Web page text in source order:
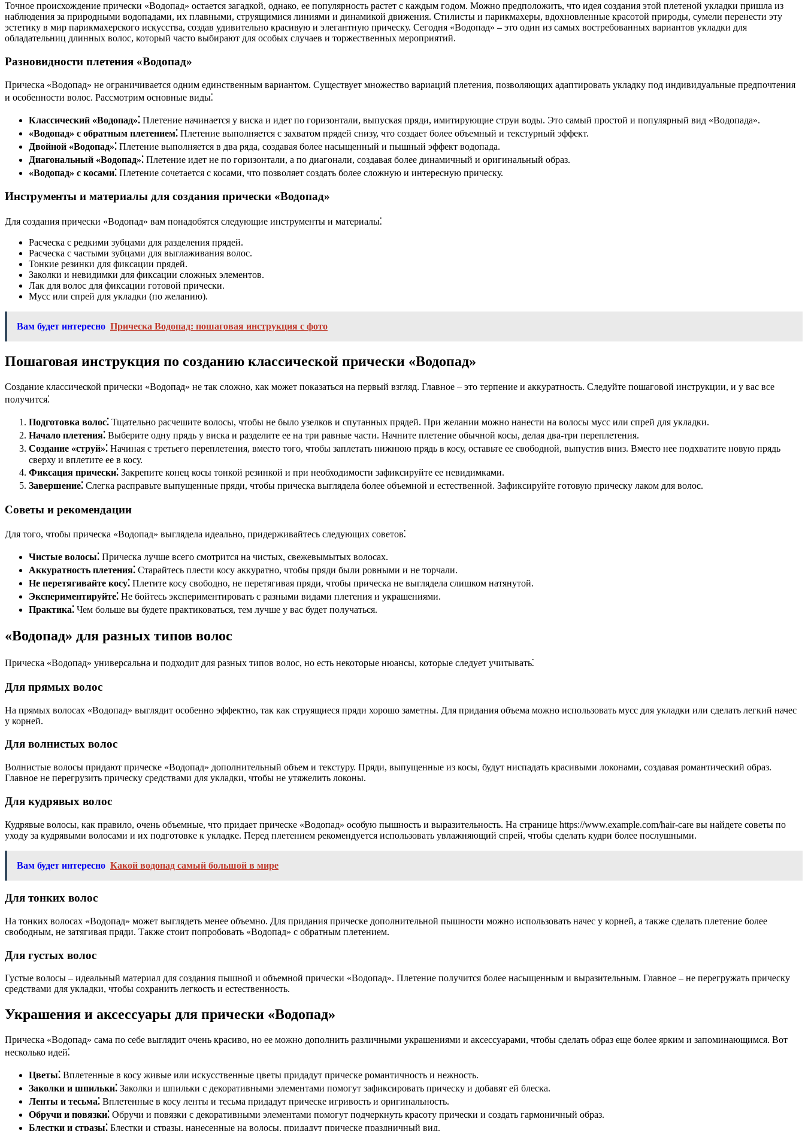
Точное происхождение прически «Водопад» остается загадкой, однако, ее популярность растет с каждым годом. Можно предположить, что идея создания этой плетеной укладки пришла из
наблюдения за природными водопадами, их плавными, струящимися линиями и динамикой движения. Стилисты и парикмахеры, вдохновленные красотой природы, сумели перенести эту
эстетику в мир парикмахерского искусства, создав удивительно красивую и элегантную прическу. Сегодня «Водопад» ‒ это один из самых востребованных вариантов укладки для
обладательниц длинных волос, который часто выбирают для особых случаев и торжественных мероприятий.
Разновидности плетения «Водопад»
Прическа «Водопад» не ограничивается одним единственным вариантом. Существует множество вариаций плетения, позволяющих адаптировать укладку под индивидуальные предпочтения
и особенности волос. Рассмотрим основные виды⁚
Классический «Водопад»⁚ Плетение начинается у виска и идет по горизонтали, выпуская пряди, имитирующие струи воды. Это самый простой и популярный вид «Водопада».
«Водопад» с обратным плетением⁚ Плетение выполняется с захватом прядей снизу, что создает более объемный и текстурный эффект.
Двойной «Водопад»⁚ Плетение выполняется в два ряда, создавая более насыщенный и пышный эффект водопада.
Диагональный «Водопад»⁚ Плетение идет не по горизонтали, а по диагонали, создавая более динамичный и оригинальный образ.
«Водопад» с косами⁚ Плетение сочетается с косами, что позволяет создать более сложную и интересную прическу.
Инструменты и материалы для создания прически «Водопад»
Для создания прически «Водопад» вам понадобятся следующие инструменты и материалы⁚
Расческа с редкими зубцами для разделения прядей.
Расческа с частыми зубцами для выглаживания волос.
Тонкие резинки для фиксации прядей.
Заколки и невидимки для фиксации сложных элементов.
Лак для волос для фиксации готовой прически.
Мусс или спрей для укладки (по желанию).
Вам будет интересно Прическа Водопад: пошаговая инструкция с фото
Пошаговая инструкция по созданию классической прически «Водопад»
Создание классической прически «Водопад» не так сложно, как может показаться на первый взгляд. Главное ‒ это терпение и аккуратность. Следуйте пошаговой инструкции, и у вас все
получится⁚
Подготовка волос⁚ Тщательно расчешите волосы, чтобы не было узелков и спутанных прядей. При желании можно нанести на волосы мусс или спрей для укладки.
Начало плетения⁚ Выберите одну прядь у виска и разделите ее на три равные части. Начните плетение обычной косы, делая два-три переплетения.
Создание «струй»⁚ Начиная с третьего переплетения, вместо того, чтобы заплетать нижнюю прядь в косу, оставьте ее свободной, выпустив вниз. Вместо нее подхватите новую прядь
сверху и вплетите ее в косу.
Фиксация прически⁚ Закрепите конец косы тонкой резинкой и при необходимости зафиксируйте ее невидимками.
Завершение⁚ Слегка расправьте выпущенные пряди, чтобы прическа выглядела более объемной и естественной. Зафиксируйте готовую прическу лаком для волос.
Советы и рекомендации
Для того, чтобы прическа «Водопад» выглядела идеально, придерживайтесь следующих советов⁚
Чистые волосы⁚ Прическа лучше всего смотрится на чистых, свежевымытых волосах.
Аккуратность плетения⁚ Старайтесь плести косу аккуратно, чтобы пряди были ровными и не торчали.
Не перетягивайте косу⁚ Плетите косу свободно, не перетягивая пряди, чтобы прическа не выглядела слишком натянутой.
Экспериментируйте⁚ Не бойтесь экспериментировать с разными видами плетения и украшениями.
Практика⁚ Чем больше вы будете практиковаться, тем лучше у вас будет получаться.
«Водопад» для разных типов волос
Прическа «Водопад» универсальна и подходит для разных типов волос, но есть некоторые нюансы, которые следует учитывать⁚
Для прямых волос
На прямых волосах «Водопад» выглядит особенно эффектно, так как струящиеся пряди хорошо заметны. Для придания объема можно использовать мусс для укладки или сделать легкий начес
у корней.
Для волнистых волос
Волнистые волосы придают прическе «Водопад» дополнительный объем и текстуру. Пряди, выпущенные из косы, будут ниспадать красивыми локонами, создавая романтический образ.
Главное не перегрузить прическу средствами для укладки, чтобы не утяжелить локоны.
Для кудрявых волос
Кудрявые волосы, как правило, очень объемные, что придает прическе «Водопад» особую пышность и выразительность. На странице https://www.example.com/hair-care вы найдете советы по
уходу за кудрявыми волосами и их подготовке к укладке. Перед плетением рекомендуется использовать увлажняющий спрей, чтобы сделать кудри более послушными.
Вам будет интересно Какой водопад самый большой в мире
Для тонких волос
На тонких волосах «Водопад» может выглядеть менее объемно. Для придания прическе дополнительной пышности можно использовать начес у корней, а также сделать плетение более
свободным, не затягивая пряди. Также стоит попробовать «Водопад» с обратным плетением.
Для густых волос
Густые волосы – идеальный материал для создания пышной и объемной прически «Водопад». Плетение получится более насыщенным и выразительным. Главное ‒ не перегружать прическу
средствами для укладки, чтобы сохранить легкость и естественность.
Украшения и аксессуары для прически «Водопад»
Прическа «Водопад» сама по себе выглядит очень красиво, но ее можно дополнить различными украшениями и аксессуарами, чтобы сделать образ еще более ярким и запоминающимся. Вот
несколько идей⁚
Цветы⁚ Вплетенные в косу живые или искусственные цветы придадут прическе романтичность и нежность.
Заколки и шпильки⁚ Заколки и шпильки с декоративными элементами помогут зафиксировать прическу и добавят ей блеска.
Ленты и тесьма⁚ Вплетенные в косу ленты и тесьма придадут прическе игривость и оригинальность.
Обручи и повязки⁚ Обручи и повязки с декоративными элементами помогут подчеркнуть красоту прически и создать гармоничный образ.
Блестки и стразы⁚ Блестки и стразы, нанесенные на волосы, придадут прическе праздничный вид.